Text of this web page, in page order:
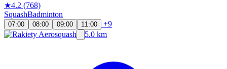
★4.2 (768)
SquashBadminton
07:00 08:00 09:00 11:00
+9
5.0 km